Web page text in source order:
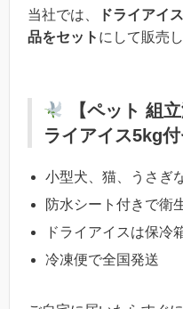
当社では、
ドライアイ
品をセット にして販売
【ペット 組
ライアイス5kg付
小型犬、猫、うさぎ
防水シート付きで衛
ドライアイスは保冷
冷凍便で全国発送